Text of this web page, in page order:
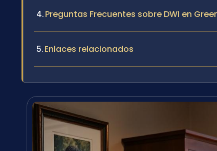
Preguntas Frecuentes sobre DWI en
Enlaces relacionados